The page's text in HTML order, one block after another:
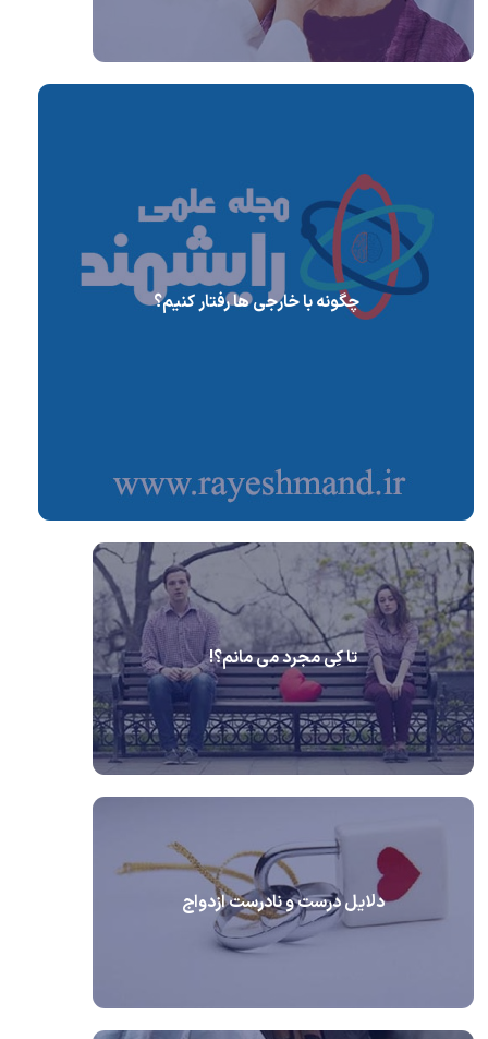
چگونه با خارجی ها رفتار کنیم؟
تا کِی مجرد می مانم؟!
دلایل درست و نادرست ازدواج